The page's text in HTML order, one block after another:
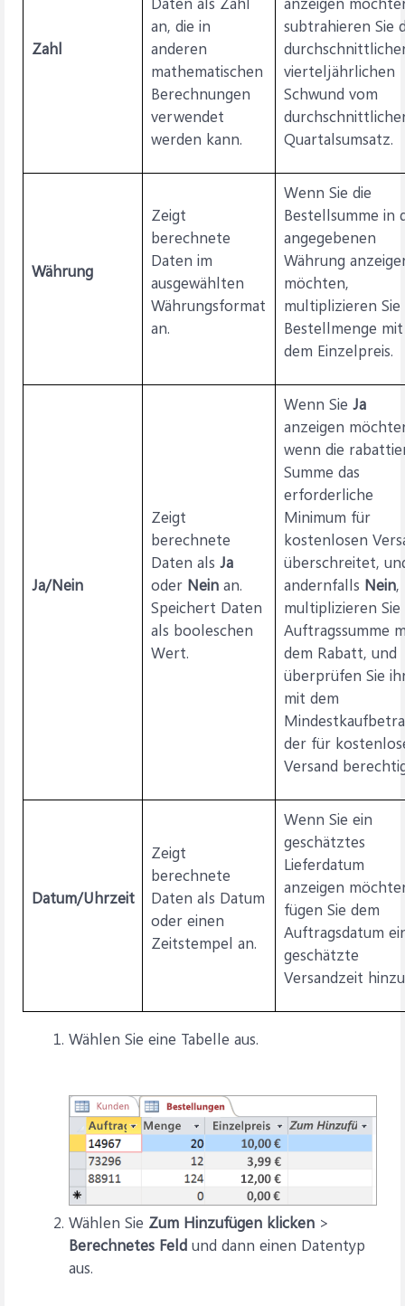
Zahl
an, die in
anderen
mathematischen
Berechnungen
verwendet
werden kann.
subtrahieren Sie
vierteljährlichen
Schwund vom
Quartalsumsatz.
Währung
Zeigt
berechnete
Daten im
ausgewählten
Währungsformat
an.
Wenn Sie die
Bestellsumme in
angegebenen
Währung
möchten,
multiplizieren Sie
Bestellmenge mit
dem Einzelpreis.
Ja/Nein
Zeigt
berechnete
Daten als Ja
oder Neinan.
Speichert Daten
als booleschen
Wert.
Wenn Sie Ja
anzeigen
wenn die
Summe das
erforderliche
Minimum für
kostenlosen
überschreitet,
andernfalls Nein,
multiplizieren Sie
Auftragssumme
dem Rabatt, und
überprüfen Sie
mit dem
der für
Versand
Datum/Uhrzeit
Zeigt
berechnete
Daten als Datum
oder einen
Zeitstempel an.
Wenn Sie ein
geschätztes
Lieferdatum
anzeigen
fügen Sie dem
Auftragsdatum
geschätzte
Versandzeit
Wählen Sie eine Tabelle aus.
Wählen Sie Zum Hinzufügen klicken >
Berechnetes Feld und dann einen Datentyp
aus.